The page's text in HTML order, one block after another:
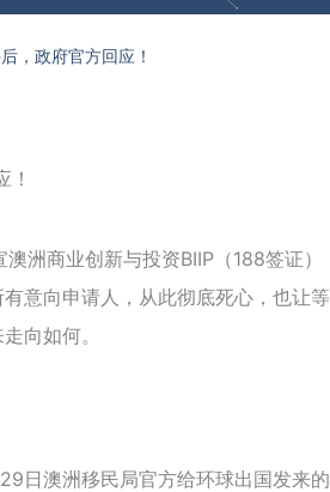
，政府官方回应！
！
洲商业创新与投资BIIP（188签证）
意向申请人，从此彻底死心，也让等
向如何。
日澳洲移民局官方给环球出国发来的